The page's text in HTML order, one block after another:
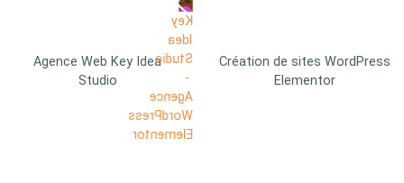
Agence Web Key Idea
Studio
Création de sites WordPress
Elementor